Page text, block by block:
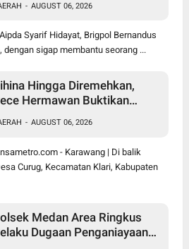
- AUGUST 06, 2026
Syarif Hidayat, Brigpol Bernandus
dengan sigap membantu seorang ...
Hingga Diremehkan,
Hermawan Buktikan
Desa Curug
- AUGUST 06, 2026
- Karawang | Di balik
Curug, Kecamatan Klari, Kabupaten
Medan Area Ringkus
Dugaan Penganiayaan